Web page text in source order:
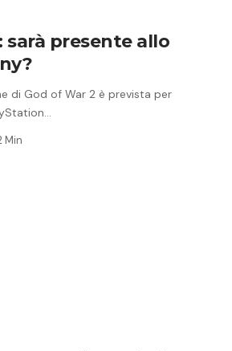
sarà presente allo
di God of War 2 è prevista per
Min